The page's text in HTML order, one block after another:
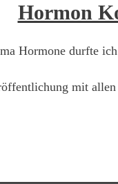
Hormon
Hormone durfte
mit